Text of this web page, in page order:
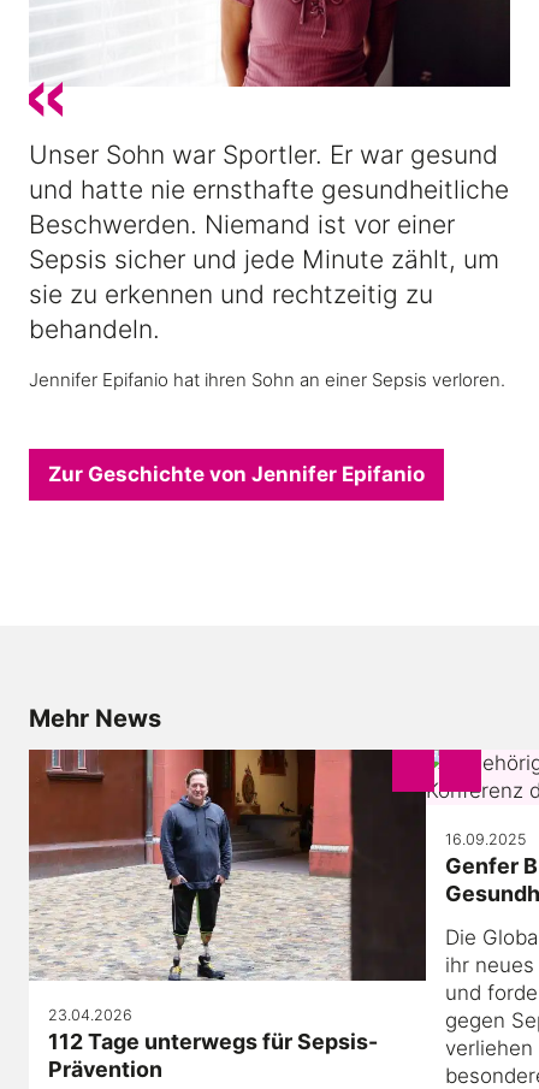
Unser Sohn war Sportler. Er war gesund
und hatte nie ernsthafte gesundheitliche
Beschwerden. Niemand ist vor einer
Sepsis sicher und jede Minute zählt, um
sie zu erkennen und rechtzeitig zu
behandeln.
Jennifer Epifanio hat ihren Sohn an einer Sepsis verloren.
Zur Geschichte von Jennifer Epifanio
Mehr News
23.04.2026
112 Tage unterwegs für Sepsis-
Prävention
16.09.2025
Genfer
Die
ihr
und
gegen